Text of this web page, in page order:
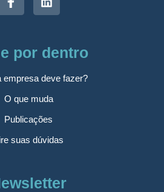
por dentro
empresa deve fazer?
O que muda
Publicações
suas dúvidas